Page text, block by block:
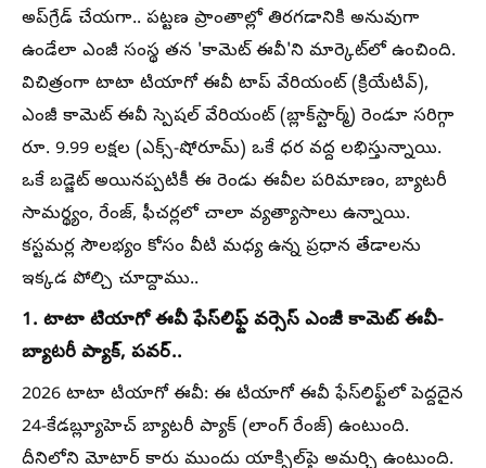
అప్‌గ్రేడ్ చేయగా.. పట్టణ ప్రాంతాల్లో తిరగడానికి అనువుగా
ఉండేలా ఎంజీ సంస్థ తన 'కామెట్ ఈవీ'ని మార్కెట్​లో ఉంచింది.
విచిత్రంగా టాటా టియాగో ఈవీ టాప్ వేరియంట్ (క్రియేటివ్),
ఎంజీ కామెట్ ఈవీ స్పెషల్ వేరియంట్ (బ్లాక్​స్టార్మ్) రెండూ సరిగ్గా
రూ. 9.99 లక్షల (ఎక్స్-షోరూమ్) ఒకే ధర వద్ద లభిస్తున్నాయి.
ఒకే బడ్జెట్ అయినప్పటికీ ఈ రెండు ఈవీల పరిమాణం, బ్యాటరీ
సామర్థ్యం, రేంజ్, ఫీచర్లలో చాలా వ్యత్యాసాలు ఉన్నాయి.
కస్టమర్ల సౌలభ్యం కోసం వీటి మధ్య ఉన్న ప్రధాన తేడాలను
ఇక్కడ పోల్చి చూద్దాము..
1. టాటా టియాగో ఈవీ ఫేస్​లిఫ్ట్ వర్సెస్​ ఎంజీ కామెట్​ ఈవీ-
బ్యాటరీ ప్యాక్, పవర్..
2026 టాటా టియాగో ఈవీ: ఈ టియాగో ఈవీ ఫేస్​లిఫ్ట్​లో పెద్దదైన
24-కేడబ్ల్యూహెచ్ బ్యాటరీ ప్యాక్ (లాంగ్ రేంజ్) ఉంటుంది.
దీనిలోని మోటార్ కారు ముందు యాక్సిల్​పై అమర్చి ఉంటుంది.